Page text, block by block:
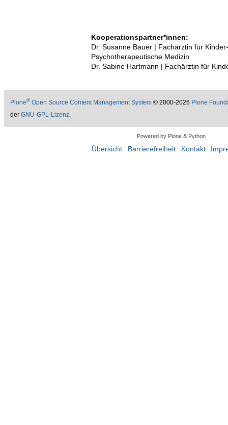
Kooperationspartner*innen:
Dr. Susanne Bauer | Fachärztin für
Psychotherapeutische Medizin
Dr. Sabine Hartmann | Fachärztin für
Plone®Open Source Content Management System ©2000-2026 Plone
der GNU-GPL-Lizenz.
Powered by Plone & Python
Übersicht Barrierefreiheit Kontakt